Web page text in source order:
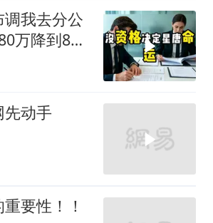
我去分公
万降到8
动手
要性！！